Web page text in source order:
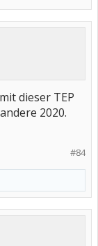
dieser TEP
2020.
#84